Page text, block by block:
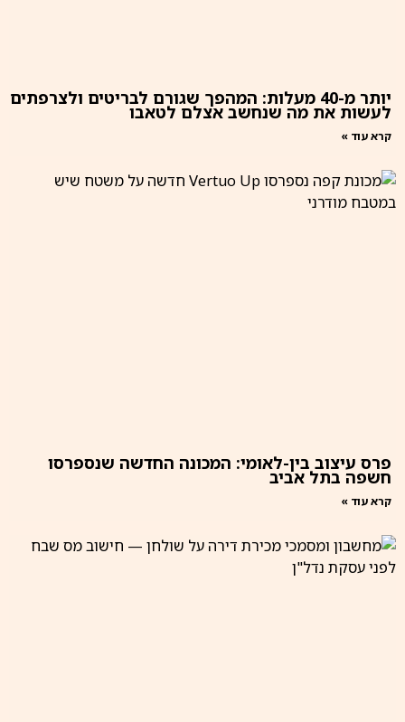
יותר מ-40 מעלות: המהפך שגורם לבריטים ולצרפתים
לעשות את מה שנחשב אצלם לטאבו
קרא עוד »
פרס עיצוב בין-לאומי: המכונה החדשה שנספרסו
חשפה בתל אביב
קרא עוד »